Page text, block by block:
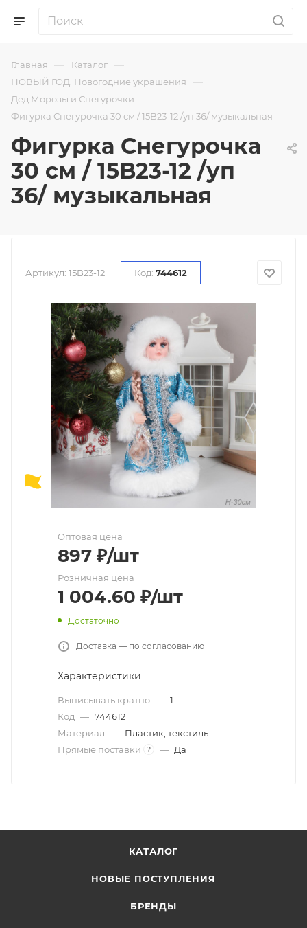
Главная — Каталог —
НОВЫЙ ГОД. Новогодние украшения —
Дед Морозы и Снегурочки —
Фигурка Снегурочка 30 см / 15B23-12 /уп 36/ музыкальная
Фигурка Снегурочка
30 см / 15B23-12 /уп
36/ музыкальная
Артикул: 15B23-12 Код: 744612
Оптовая цена
897 ₽/шт
Розничная цена
1 004.60 ₽/шт
Достаточно
Доставка — по согласованию
Характеристики
Выписывать кратно — 1
Код — 744612
Материал — Пластик, текстиль
Прямые поставки
? — Да
КАТАЛОГ
НОВЫЕ ПОСТУПЛЕНИЯ
БРЕНДЫ